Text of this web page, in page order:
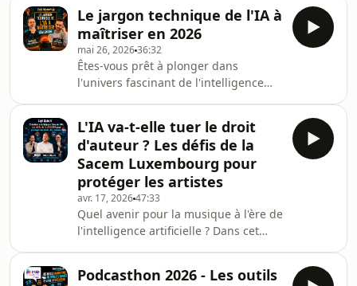
comportements des utilisateurs. Avec
l'essor d
d'accueillir Héloïse Camacho, une
freelance en communication digitale
qui a su transformer ses défis en
opportunités. Héloïse, qui a débuté sa
carrière en créant une entreprise de
bougies personnalisées pendant ses
études à l'école de commerce, nous
raconte son a
Le jargon technique de l'IA à
maîtriser en 2026
mai 26, 202636:32
Êtes-vous prêt à plonger dans
l'univers fascinant de l'intelligence
Klatsch, nous discutons des dernières
tendances qui transforment notre
manière de travailler et de penser.
L'IA n'est plus un concept futuriste,
elle est déjà là, et nous explorons
comment elle redéfinit les campagnes
Google Ads DSA et leur évolution vers
de
L'IA va-t-elle tuer le droit
d'auteur ? Les défis de la
Sacem Luxembourg pour
protéger les artistes
avr. 17, 202647:33
Quel avenir pour la musique à l'ère de
l'intelligence artificielle ? Dans cet
Nickts, le directeur général de la
Podcasthon 2026 - Les outils